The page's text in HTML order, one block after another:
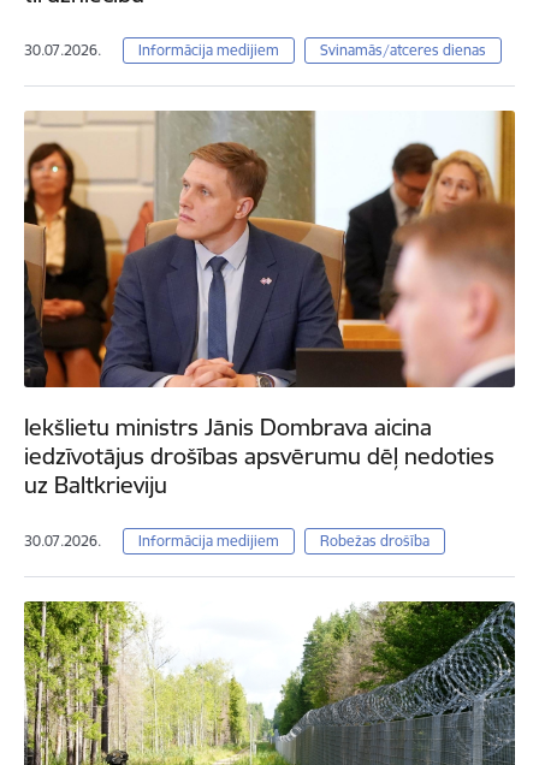
30.07.2026. Informācija medijiem Svinamās/atceres dienas
Iekšlietu ministrs Jānis Dombrava aicina
iedzīvotājus drošības apsvērumu dēļ nedoties
uz Baltkrieviju
30.07.2026. Informācija medijiem Robežas drošība